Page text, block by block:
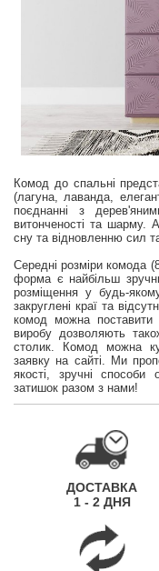
Комод до спальні
(лагуна, лаванда,
поєднанні з
витонченості та шарму.
сну та відновленню сил та
Середні розміри комода
форма є найбільш
розміщення у будь-
закруглені краї та
комод можна поставити
виробу дозволяють
столик. Комод можна
заявку на сайті. Ми
якості, зручні
затишок разом з нами!
ДОСТАВКА
1 - 2 ДНЯ